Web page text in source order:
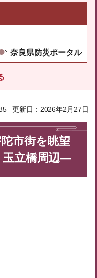
奈良県防災ポータル
更新日：2026年2月27日
市街を眺望
玉立橋周辺―